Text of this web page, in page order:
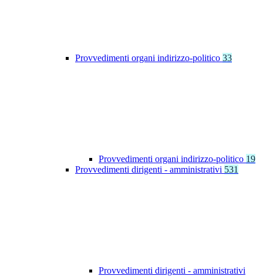
Provvedimenti organi indirizzo-politico 33
Provvedimenti organi indirizzo-politico 19
Provvedimenti dirigenti - amministrativi 531
Provvedimenti dirigenti - amministrativi